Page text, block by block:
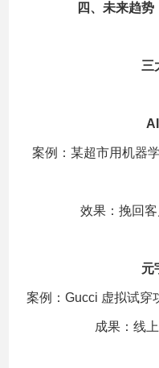
四、未来趋
三
案例：某超市用机器
效果：挽回客
元
案例：Gucci 虚拟试穿
成果：线